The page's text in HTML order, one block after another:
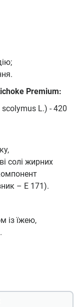
Premium:
L.) - 420
солі жирних
– Е 171).
із їжею,